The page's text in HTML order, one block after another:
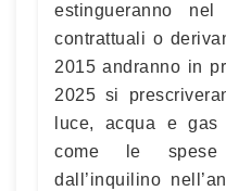
estingueranno
contrattuali o
2015 andranno in
2025 si
luce, acqua e
come le spese
dall’inquilino